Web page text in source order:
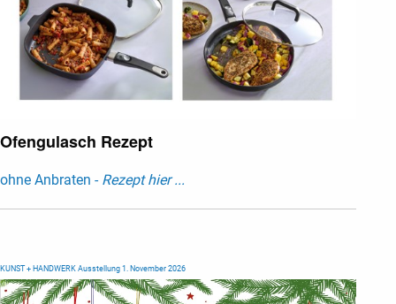
Ofengulasch Rezept
ohne Anbraten - Rezept hier ...
KUNST + HANDWERK Ausstellung 1. November 2026